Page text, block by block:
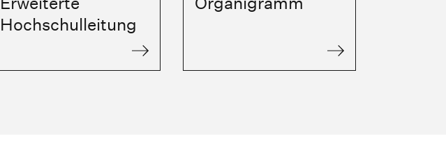
Hochschulleitung